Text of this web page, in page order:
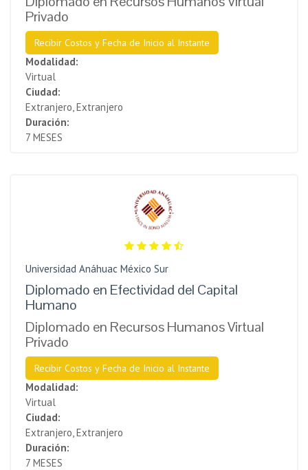
Privado
Recibir Costos y Fecha de Inicio al Instante
Modalidad:
Virtual
Ciudad:
Extranjero, Extranjero
Duración:
7 MESES
Universidad Anáhuac México Sur
Diplomado en Efectividad del Capital
Humano
Diplomado en Recursos Humanos Virtual
Privado
Recibir Costos y Fecha de Inicio al Instante
Modalidad:
Virtual
Ciudad:
Extranjero, Extranjero
Duración:
7 MESES